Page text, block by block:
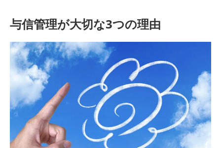
与信管理が大切な3つの理由